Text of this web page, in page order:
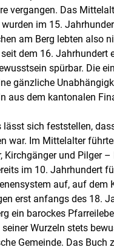
vergangen. Das
im 15.
am Berg lebten also
dem 16. Jahrhundert
spürbar. Die
gänzliche
aus dem kantonalen
sich feststellen,
war. Im Mittelalter
Kirchgänger und Pilger
im 10. Jahrhundert
auf, auf dem
erst anfangs des 18.
ein barockes
Wurzeln stets
Gemeinde. Das